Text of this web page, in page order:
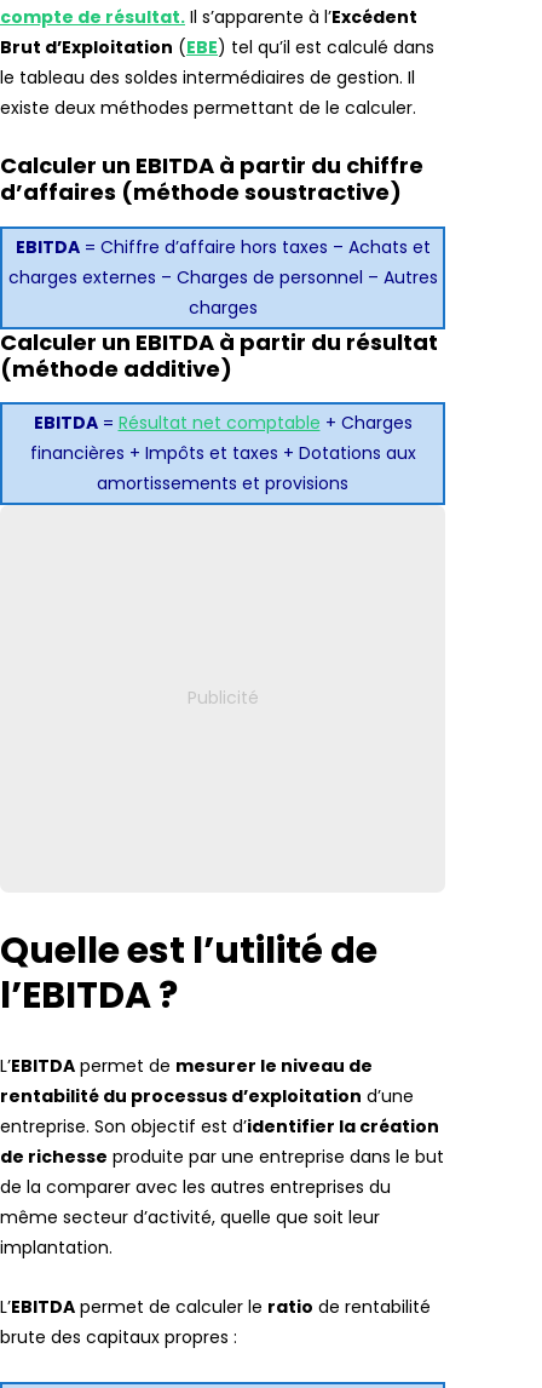
compte de résultat. Il s’apparente à l’Excédent
Brut d’Exploitation (EBE) tel qu’il est calculé dans
le tableau des soldes intermédiaires de gestion. Il
existe deux méthodes permettant de le calculer.
Calculer un EBITDA à partir du chiffre
d’affaires (méthode soustractive)
EBITDA= Chiffre d’affaire hors taxes – Achats et
charges externes – Charges de personnel – Autres
charges
Calculer un EBITDA à partir du résultat
(méthode additive)
EBITDA= Résultat net comptable + Charges
financières + Impôts et taxes + Dotations aux
amortissements et provisions
Quelle est l’utilité de
l’EBITDA ?
L’EBITDA permet de mesurer le niveau de
rentabilité du processus d’exploitation d’une
entreprise. Son objectif est d’identifier la création
de richesse produite par une entreprise dans le but
de la comparer avec les autres entreprises du
même secteur d’activité, quelle que soit leur
implantation.
L’EBITDA permet de calculer le ratio de rentabilité
brute des capitaux propres :